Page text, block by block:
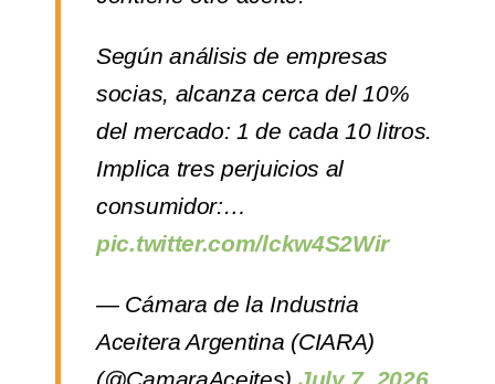
Según análisis de empresas
socias, alcanza cerca del 10%
del mercado: 1 de cada 10 litros.
Implica tres perjuicios al
consumidor:…
pic.twitter.com/lckw4S2Wir
— Cámara de la Industria
Aceitera Argentina (CIARA)
(@CamaraAceites) July 7, 2026